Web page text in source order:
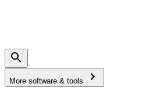
More software & tools